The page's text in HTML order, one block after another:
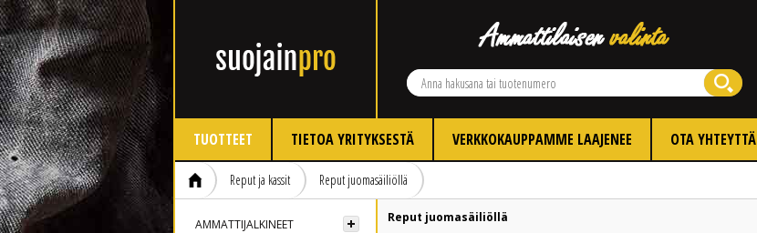
TUOTTEET TIETOA YRITYKSESTÄ VERKKOKAUPPAMME LAAJENEE OTA YHTEYTTÄ
Reput ja kassit Reput juomasäiliöllä
AMMATTIJALKINEET Reput juomasäiliöllä